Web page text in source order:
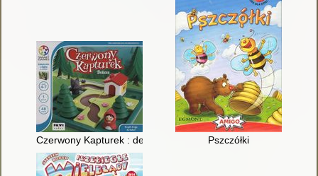
Czerwony Kapturek : deluxe Pszczółki